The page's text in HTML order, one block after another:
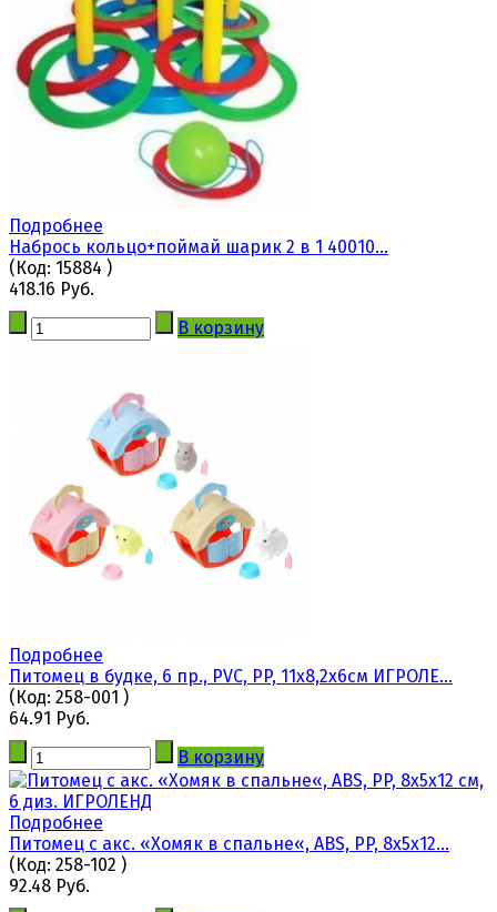
Подробнее
Набрось кольцо+поймай шарик 2 в 1 40010...
(Код: 15884 )
418.16 Руб.
В корзину
Подробнее
Питомец в будке, 6 пр., PVC, PP, 11х8,2х6см ИГРОЛЕ...
(Код: 258-001 )
64.91 Руб.
В корзину
Подробнее
Питомец с акс. «Хомяк в спальне«, ABS, PP, 8х5х12...
(Код: 258-102 )
92.48 Руб.